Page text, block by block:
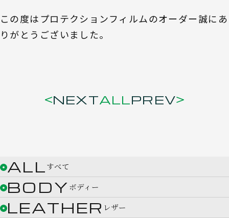
この度はプロテクションフィルムのオーダー誠にあ
りがとうございました。
NEXTALLPREV
ALL すべて
BODY ボディー
LEATHER レザー